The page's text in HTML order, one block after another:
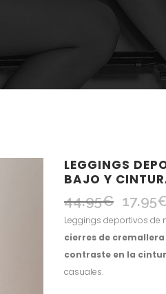
LEGGINGS
BAJO Y
44.95€
El
precio
original
era:
17.95
Leggings deportivos de
cierres de
contraste en la
casuales.